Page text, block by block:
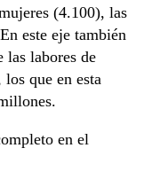
(4.100), las
este eje también
las labores de
que en esta
en el